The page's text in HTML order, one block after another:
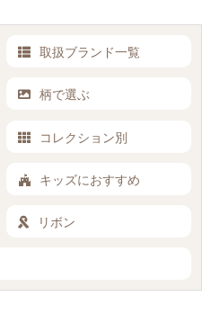
取扱ブランド一覧
柄で選ぶ
コレクション別
キッズにおすすめ
リボン